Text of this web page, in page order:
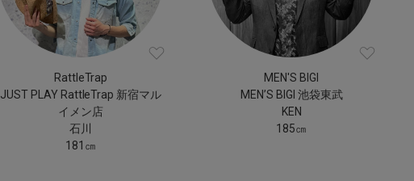
RattleTrap
JUST PLAY RattleTrap 新宿マル
イメン店
石川
181㎝
MEN'S BIGI
MEN’S BIGI 池袋東武
KEN
185㎝